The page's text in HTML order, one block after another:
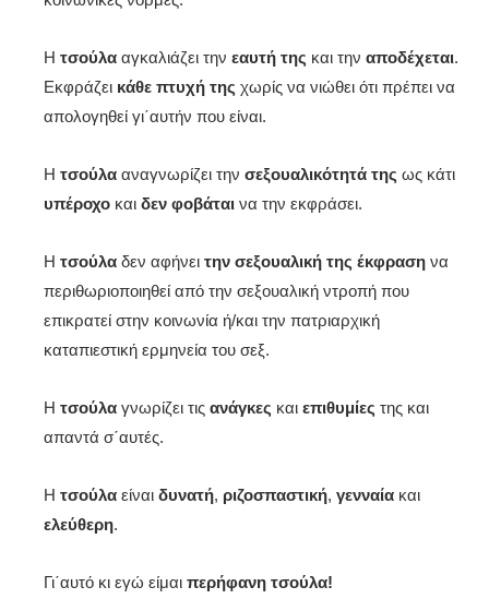
Η τσούλα αγκαλιάζει την εαυτή της και την αποδέχεται.
Εκφράζει κάθε πτυχή της χωρίς να νιώθει ότι πρέπει να
απολογηθεί γι΄αυτήν που είναι.
Η τσούλα αναγνωρίζει την σεξουαλικότητά της ως κάτι
υπέροχο και δεν φοβάται να την εκφράσει.
Η τσούλα δεν αφήνει την σεξουαλική της έκφραση να
περιθωριοποιηθεί από την σεξουαλική ντροπή που
επικρατεί στην κοινωνία ή/και την πατριαρχική
καταπιεστική ερμηνεία του σεξ.
Η τσούλα γνωρίζει τις ανάγκες και επιθυμίες της και
απαντά σ΄αυτές.
Η τσούλα είναι δυνατή, ριζοσπαστική, γενναία και
ελεύθερη.
Γι΄αυτό κι εγώ είμαι περήφανη τσούλα!